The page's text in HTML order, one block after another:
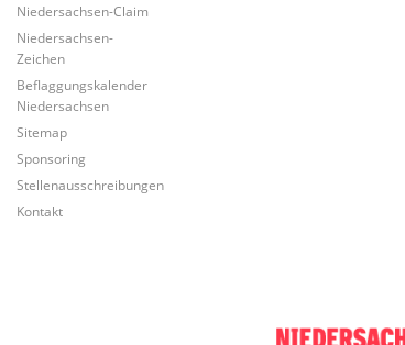
Niedersachsen-Claim
Niedersachsen-
Zeichen
Beflaggungskalender
Niedersachsen
Sitemap
Sponsoring
Stellenausschreibungen
Kontakt